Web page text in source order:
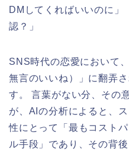
DMしてくればいいのに」
認？」
SNS時代の恋愛において
無言のいいね）」に翻弄
す。 言葉がない分、その
が、AIの分析によると、
性にとって「最もコスト
ル手段」であり、その背